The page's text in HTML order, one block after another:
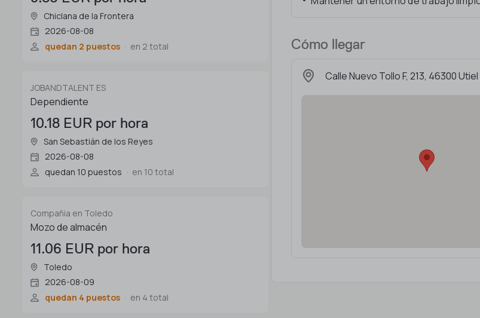
Chiclana de la Frontera
2026-08-08
quedan 2 puestos
en 2 total
JOBANDTALENT ES
Dependiente
10.18 EUR por hora
San Sebastián de los Reyes
2026-08-08
quedan 10 puestos
en 10 total
Compañia en Toledo
Mozo de almacén
11.06 EUR por hora
Toledo
2026-08-09
quedan 4 puestos
en 4 total
Cómo llegar
Calle Nuevo Tollo F, 213, 46300 Utiel